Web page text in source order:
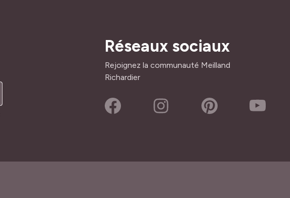
Réseaux sociaux
Rejoignez la communauté Meilland
Richardier